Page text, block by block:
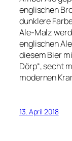
englischen
dunklere
Ale-Malz
englischen
diesem Bier
Dörp“, secht
modernen
13. April 2018